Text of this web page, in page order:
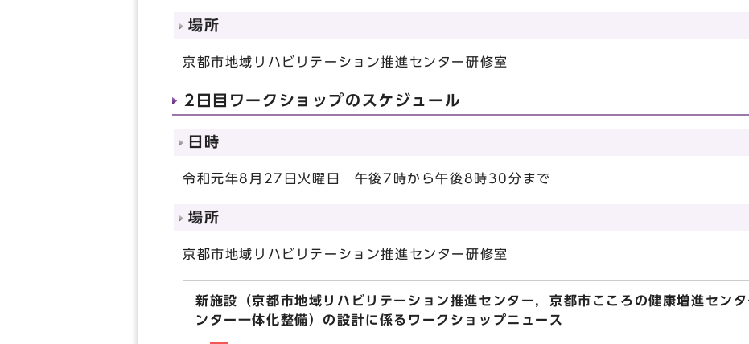
場所
京都市地域リハビリテーション推進センター研修室
2日目ワークショップのスケジュール
日時
令和元年8月27日火曜日 午後7時から午後8時30分まで
場所
京都市地域リハビリテーション推進センター研修室
新施設（京都市地域リハビリテーション推進センター，京都市こころの健康増進セン
ンター一体化整備）の設計に係るワークショップニュース